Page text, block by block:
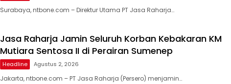
Surabaya, ntbone.com – Direktur Utama PT Jasa Raharja…
Jasa Raharja Jamin Seluruh Korban Kebakaran KM
Mutiara Sentosa II di Perairan Sumenep
Headline Agustus 2, 2026
Jakarta, ntbone.com – PT Jasa Raharja (Persero) menjamin…